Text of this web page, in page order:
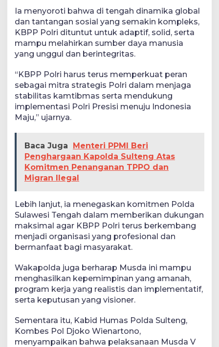
Ia menyoroti bahwa di tengah dinamika global
dan tantangan sosial yang semakin kompleks,
KBPP Polri dituntut untuk adaptif, solid, serta
mampu melahirkan sumber daya manusia
yang unggul dan berintegritas.
“KBPP Polri harus terus memperkuat peran
sebagai mitra strategis Polri dalam menjaga
stabilitas kamtibmas serta mendukung
implementasi Polri Presisi menuju Indonesia
Maju,” ujarnya.
Baca Juga
Menteri PPMI Beri
Penghargaan Kapolda Sulteng Atas
Komitmen Penanganan TPPO dan
Migran Ilegal
Lebih lanjut, ia menegaskan komitmen Polda
Sulawesi Tengah dalam memberikan dukungan
maksimal agar KBPP Polri terus berkembang
menjadi organisasi yang profesional dan
bermanfaat bagi masyarakat.
Wakapolda juga berharap Musda ini mampu
menghasilkan kepemimpinan yang amanah,
program kerja yang realistis dan implementatif,
serta keputusan yang visioner.
Sementara itu, Kabid Humas Polda Sulteng,
Kombes Pol Djoko Wienartono,
menyampaikan bahwa pelaksanaan Musda V